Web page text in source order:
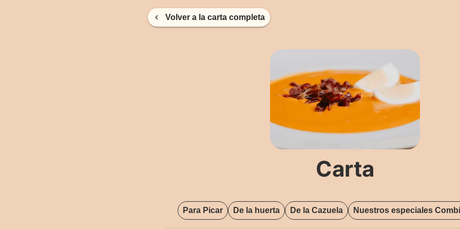
Volver a la carta completa
Carta
Para Picar De la huerta De la Cazuela Nuestros especiales